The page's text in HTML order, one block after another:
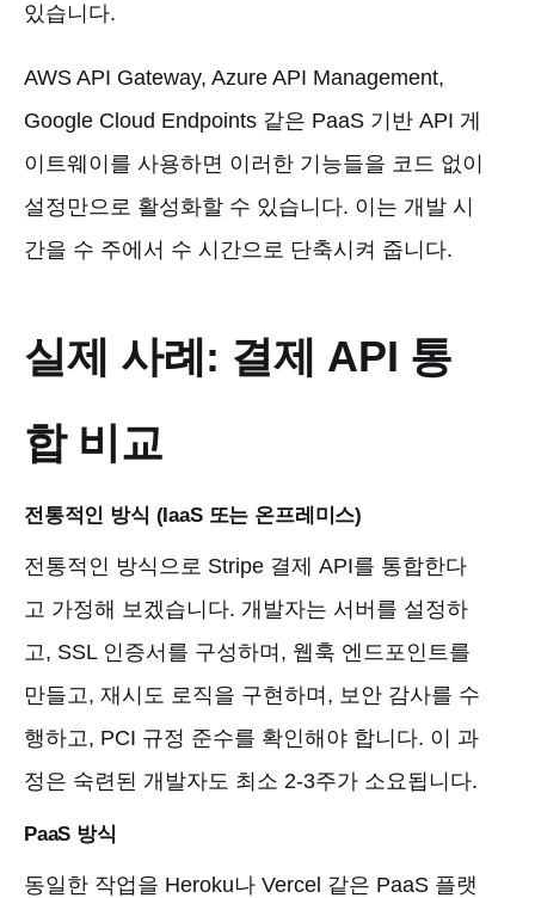
있습니다.
AWS API Gateway, Azure API Management,
Google Cloud Endpoints 같은 PaaS 기반 API 게
이트웨이를 사용하면 이러한 기능들을 코드 없이
설정만으로 활성화할 수 있습니다. 이는 개발 시
간을 수 주에서 수 시간으로 단축시켜 줍니다.
실제 사례: 결제 API 통
합 비교
전통적인 방식 (IaaS 또는 온프레미스)
전통적인 방식으로 Stripe 결제 API를 통합한다
고 가정해 보겠습니다. 개발자는 서버를 설정하
고, SSL 인증서를 구성하며, 웹훅 엔드포인트를
만들고, 재시도 로직을 구현하며, 보안 감사를 수
행하고, PCI 규정 준수를 확인해야 합니다. 이 과
정은 숙련된 개발자도 최소 2-3주가 소요됩니다.
PaaS 방식
동일한 작업을 Heroku나 Vercel 같은 PaaS 플랫